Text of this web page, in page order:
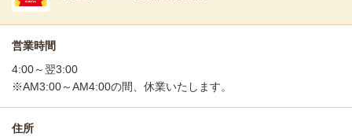
営業時間
4:00～翌3:00
※AM3:00～AM4:00の間、休業いたします。
住所